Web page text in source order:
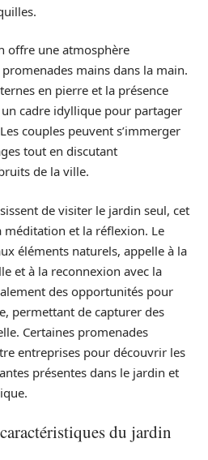
offre une atmosphère
mains dans la main.
en pierre et la présence
un cadre idyllique pour partager
couples peuvent s’immerger
tout en discutant
de la ville.
de visiter le jardin seul, cet
méditation et la réflexion. Le
éléments naturels, appelle à la
et à la reconnexion avec la
des opportunités pour
permettant de capturer des
Certaines promenades
entreprises pour découvrir les
présentes dans le jardin et
du jardin